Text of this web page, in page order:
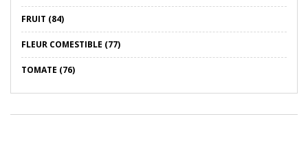
FRUIT (84)
FLEUR COMESTIBLE (77)
TOMATE (76)